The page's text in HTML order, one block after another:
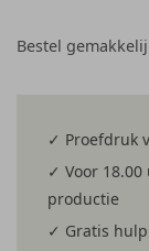
Bestel
✓ Proefdruk
✓ Voor
productie
✓ Gratis